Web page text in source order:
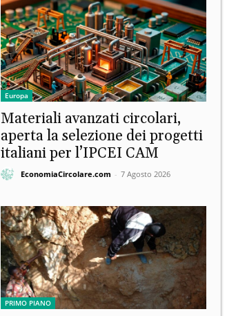
Europa
Materiali avanzati circolari,
aperta la selezione dei progetti
italiani per l’IPCEI CAM
EconomiaCircolare.com - 7 Agosto 2026
PRIMO PIANO